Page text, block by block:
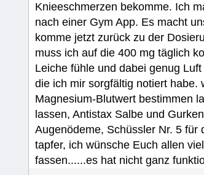
Knieeschmerzen bekomme. Ich
nach einer Gym App. Es macht
komme jetzt zurück zu der
muss ich auf die 400 mg täglich
Leiche fühle und dabei genug
die ich mir sorgfältig notiert habe.
Magnesium-Blutwert bestimmen
lassen, Antistax Salbe und
Augenödeme, Schüssler Nr. 5
tapfer, ich wünsche Euch allen
fassen......es hat nicht ganz